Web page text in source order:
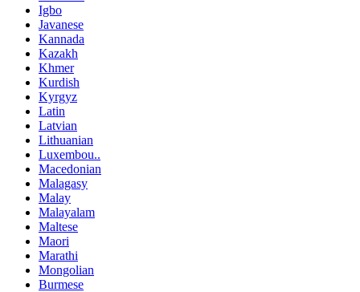
Igbo
Javanese
Kannada
Kazakh
Khmer
Kurdish
Kyrgyz
Latin
Latvian
Lithuanian
Luxembou..
Macedonian
Malagasy
Malay
Malayalam
Maltese
Maori
Marathi
Mongolian
Burmese